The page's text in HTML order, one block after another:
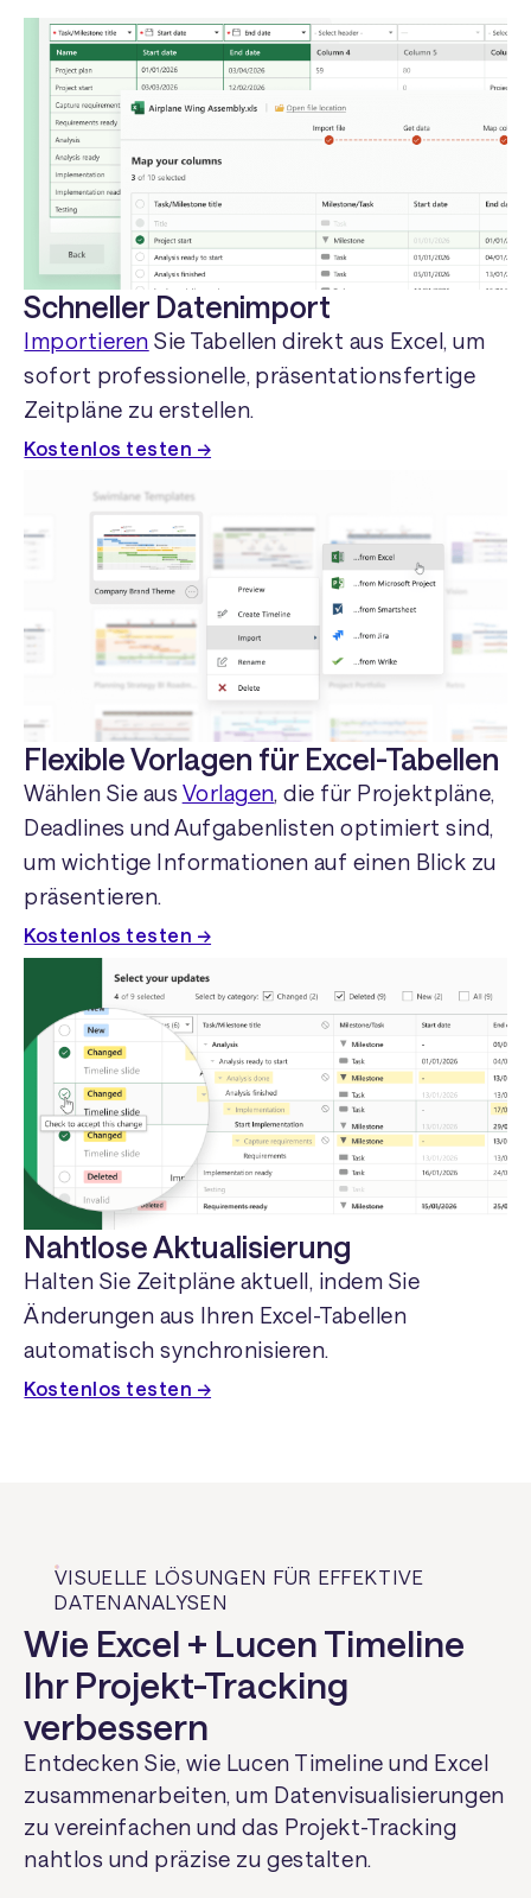
Schneller Datenimport
Importieren Sie Tabellen direkt aus Excel, um
sofort professionelle, präsentationsfertige
Zeitpläne zu erstellen.
Kostenlos testen →
Flexible Vorlagen für Excel-Tabellen
Wählen Sie aus Vorlagen, die für Projektpläne,
Deadlines und Aufgabenlisten optimiert sind,
um wichtige Informationen auf einen Blick zu
präsentieren.
Kostenlos testen →
Nahtlose Aktualisierung
Halten Sie Zeitpläne aktuell, indem Sie
Änderungen aus Ihren Excel-Tabellen
automatisch synchronisieren.
Kostenlos testen →
VISUELLE LÖSUNGEN FÜR EFFEKTIVE
DATENANALYSEN
Wie Excel + Lucen Timeline
Ihr Projekt-Tracking
verbessern
Entdecken Sie, wie Lucen Timeline und Excel
zusammenarbeiten, um Datenvisualisierungen
zu vereinfachen und das Projekt-Tracking
nahtlos und präzise zu gestalten.